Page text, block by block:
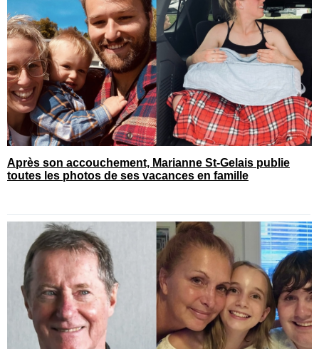
Après son accouchement, Marianne St-Gelais publie
toutes les photos de ses vacances en famille